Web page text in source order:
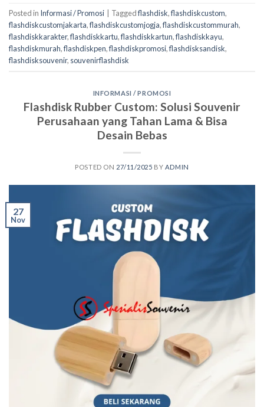
Posted in Informasi / Promosi Taggedflashdisk,flashdiskcustom,
flashdiskcustomjakarta,flashdiskcustomjogja,flashdiskcustommurah,
flashdiskkarakter,flashdiskkartu,flashdiskkartun,flashdiskkayu,
flashdiskmurah,flashdiskpen,flashdiskpromosi,flashdisksandisk,
flashdisksouvenir, souvenirflashdisk
INFORMASI / PROMOSI
Flashdisk Rubber Custom: Solusi Souvenir
Perusahaan yang Tahan Lama & Bisa
Desain Bebas
POSTED ON 27/11/2025 BY ADMIN
27
Nov